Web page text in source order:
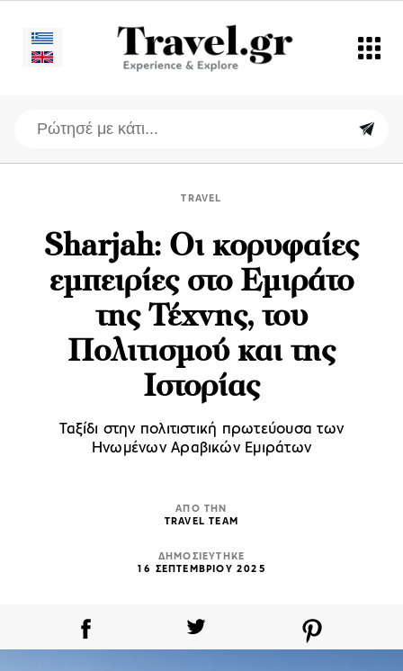
TRAVEL
Sharjah: Oι κορυφαίες
εμπειρίες στο Εμιράτο
της Τέχνης, του
Πολιτισμού και της
Ιστορίας
Ταξίδι στην πολιτιστική πρωτεύουσα των
Ηνωμένων Αραβικών Εμιράτων
ΑΠΟ ΤΗΝ
TRAVEL TEAM
ΔΗΜΟΣΙΕΥΤΗΚΕ
16 ΣΕΠΤΕΜΒΡΙΟΥ 2025